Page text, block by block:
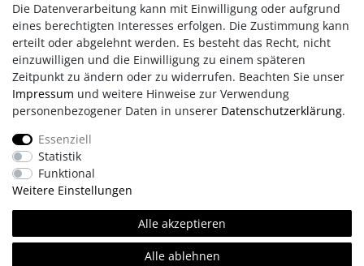
Freitag:
08:00 - 14:00 Uhr
Impressum
Erklärung zur Barrierefreiheit Kontakt
Die Datenverarbeitung kann mit Einwilligung oder aufgrund
eines berechtigten Interesses erfolgen. Die Zustimmung kann
erteilt oder abgelehnt werden. Es besteht das Recht, nicht
einzuwilligen und die Einwilligung zu einem späteren
Zeitpunkt zu ändern oder zu widerrufen. Beachten Sie unser
Impressum und weitere Hinweise zur Verwendung
personenbezogener Daten in unserer Daten­schutz­erklärung.
Essenziell
Statistik
Funktional
Weitere Einstellungen
Alle akzeptieren
Alle ablehnen